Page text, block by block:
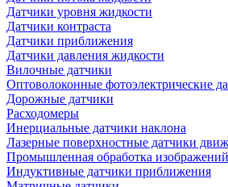
Датчики уровня жидкости
Датчики контраста
Датчики приближения
Датчики давления жидкости
Вилочные датчики
Оптоволоконные фотоэлектрические
Дорожные датчики
Расходомеры
Инерциальные датчики наклона
Лазерные поверхностные датчики
Промышленная обработка изображений
Индуктивные датчики приближения